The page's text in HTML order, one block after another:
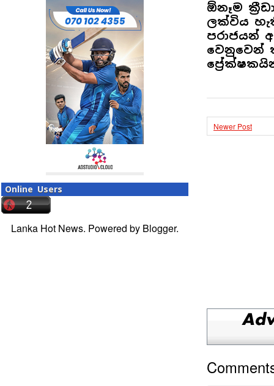
Online Users
Lanka Hot News. Powered by Blogger.
ඕනෑම
ලක්විය
පරාජයන්
වෙනුවෙන්
Newer Post